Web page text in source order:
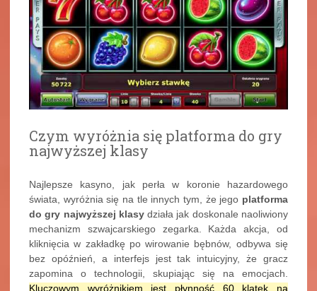
Czym wyróżnia się platforma do gry
najwyższej klasy
Najlepsze kasyno, jak perła w koronie hazardowego
świata, wyróżnia się na tle innych tym, że jego platforma
do gry najwyższej klasydziała jak doskonale naoliwiony
mechanizm szwajcarskiego zegarka. Każda akcja, od
kliknięcia w zakładkę po wirowanie bębnów, odbywa się
bez opóźnień, a interfejs jest tak intuicyjny, że gracz
zapomina o technologii, skupiając się na emocjach.
Kluczowym wyróżnikiem jest płynność 60 klatek na